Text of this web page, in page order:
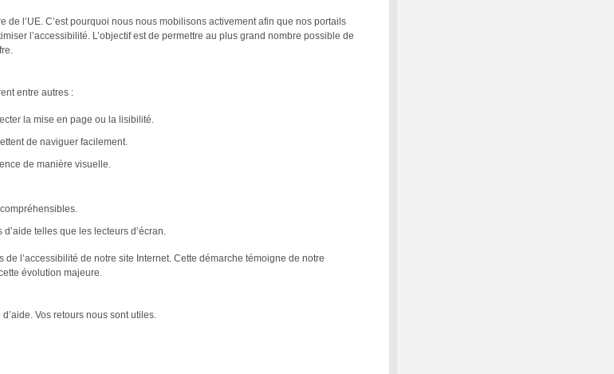
l’UE. C’est pourquoi nous nous mobilisons activement afin que nos portails
l’accessibilité. L’objectif est de permettre au plus grand nombre possible de
entre autres :
la mise en page ou la lisibilité.
de naviguer facilement.
de manière visuelle.
telles que les lecteurs d’écran.
l’accessibilité de notre site Internet. Cette démarche témoigne de notre
évolution majeure.
Vos retours nous sont utiles.